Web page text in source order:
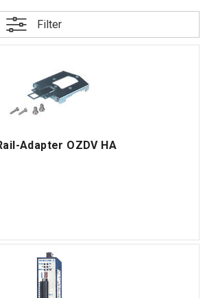
Filter
Adapter OZDV HA